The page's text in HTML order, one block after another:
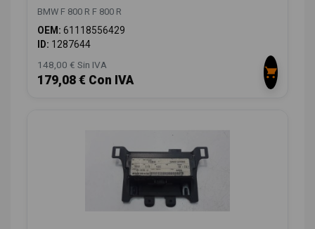
BMW F 800 R F 800 R
OEM: 61118556429
ID: 1287644
148,00 € Sin IVA
179,08 € Con IVA